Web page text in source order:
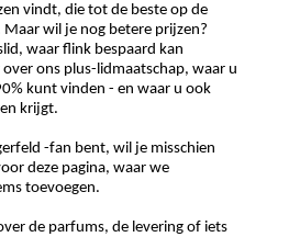
vindt, die tot de beste op de
wil je nog betere prijzen?
waar flink bespaard kan
over ons plus-lidmaatschap, waar u
kunt vinden - en waar u ook
krijgt.
-fan bent, wil je misschien
deze pagina, waar we
toevoegen.
de parfums, de levering of iets